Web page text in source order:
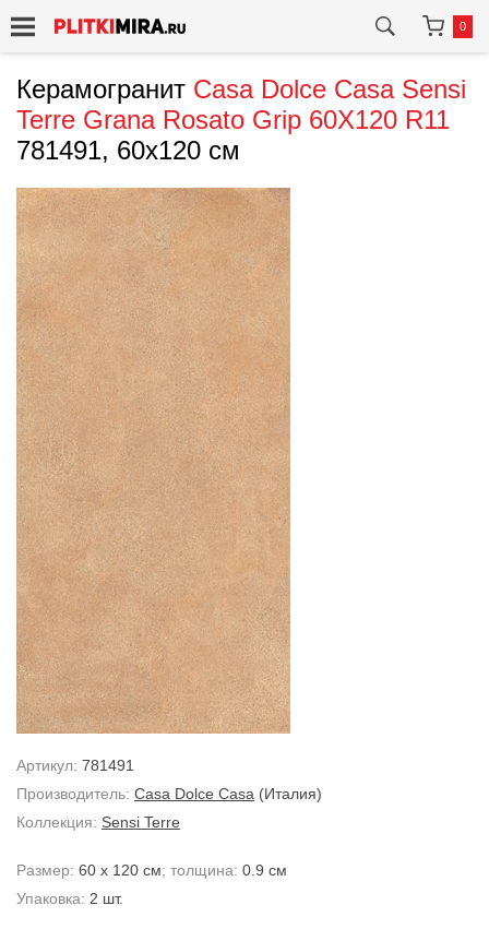
0
Керамогранит Casa Dolce Casa Sensi
Terre Grana Rosato Grip 60X120 R11
781491, 60x120 см
Артикул: 781491
Производитель: Casa Dolce Casa (Италия)
Коллекция: Sensi Terre
Размер: 60 x 120 см; толщина: 0.9 см
Упаковка: 2 шт.